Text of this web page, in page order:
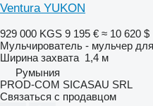
Ventura YUKON
929 000 KGS 9 195 € ≈ 10 620 $
Мульчирователь - мульчер
Ширина захвата 1,4 м
Румыния
PROD-COM SICASAU SRL
Связаться с продавцом